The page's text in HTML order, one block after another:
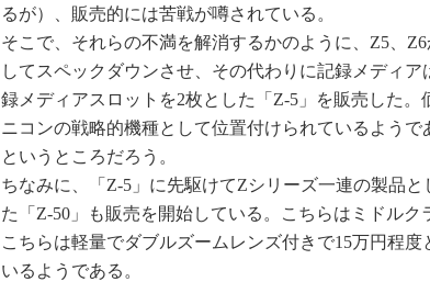
るが）、販売的には苦戦が噂されている。
そこで、それらの不満を解消するかのように、Z5、
してスペックダウンさせ、その代わりに記録メディア
録メディアスロットを2枚とした「Z-5」を販売した。
ニコンの戦略的機種として位置付けられているよう
というところだろう。
ちなみに、「Z-5」に先駆けてZシリーズ一連の製品
た「Z-50」も販売を開始している。こちらはミドルク
こちらは軽量でダブルズームレンズ付きで15万円程
いるようである。